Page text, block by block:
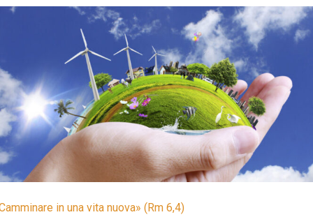
in una vita nuova» (Rm 6,4)